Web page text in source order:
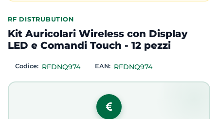
RF DISTRUBUTION
Kit Auricolari Wireless con Display
LED e Comandi Touch - 12 pezzi
Codice: RFDNQ974 EAN: RFDNQ974